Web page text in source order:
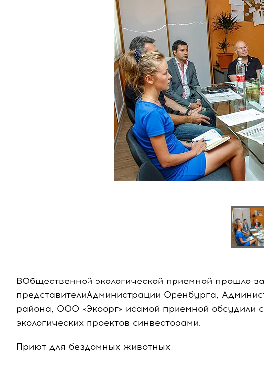
ВОбщественной экологической приемной прошло
представителиАдминистрации Оренбурга,
района, ООО «Экоорг» исамой приемной обсудили
экологических проектов синвесторами.
Приют для бездомных животных